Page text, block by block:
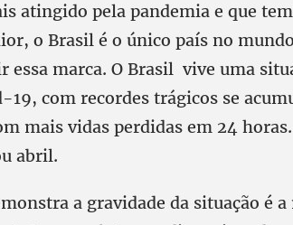
atingido pela pandemia e que
o Brasil é o único país no
essa marca. O Brasil vive uma
19, com recordes trágicos se
mais vidas perdidas em 24
abril.
a gravidade da situação é